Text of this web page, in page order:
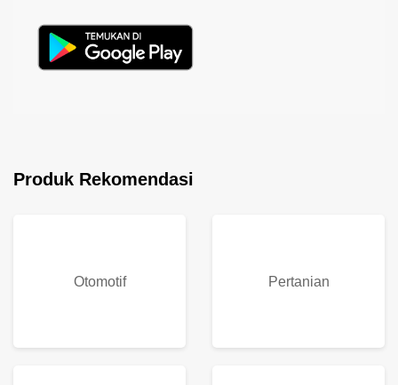
Produk Rekomendasi
Otomotif Pertanian